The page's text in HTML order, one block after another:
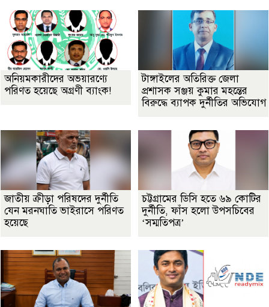
অনিয়মকারীদের অভয়ারণ্যে
পরিণত হয়েছে অগ্রণী ব্যাংক!
টাঙ্গাইলের অতিরিক্ত জেলা
প্রশাসক সঞ্জয় কুমার মহন্তের
বিরুদ্ধে ব্যাপক দুর্নীতির অভিযোগ
জাতীয় ক্রীড়া পরিষদের দুর্নীতি
যেন মরনঘাতি ভাইরাসে পরিণত
হয়েছে
চট্টগ্রামের ডিসি হতে ৬৯ কোটির
দুর্নীতি, ফাঁস হলো উপসচিবের
‘সম্মতিপত্র’